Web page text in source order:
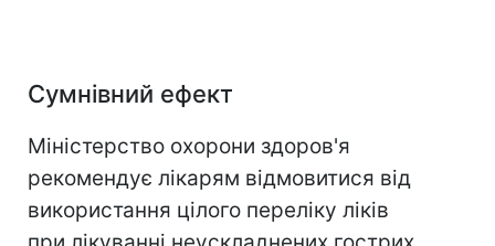
Сумнівний ефект
Міністерство охорони здоров'я
рекомендує лікарям відмовитися від
використання цілого переліку ліків